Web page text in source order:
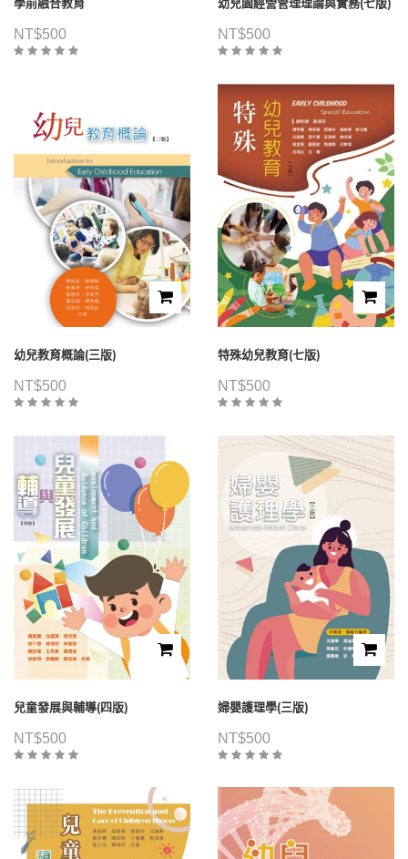
學前融合教育
NT$500
幼兒園經營管理理論與實務(七版)
NT$500
幼兒教育概論(三版)
NT$500
特殊幼兒教育(七版)
NT$500
兒童發展與輔導(四版)
NT$500
婦嬰護理學(三版)
NT$500